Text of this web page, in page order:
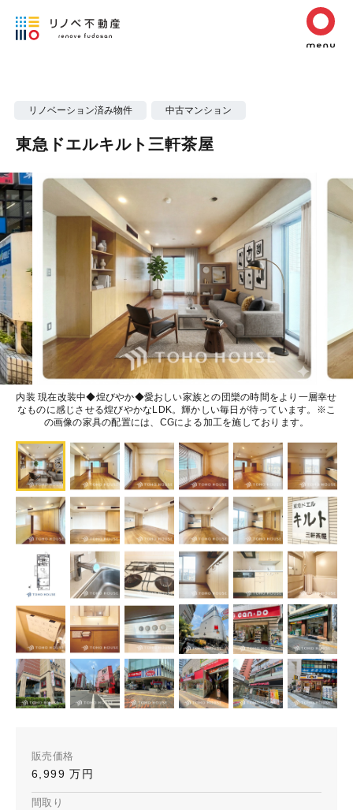
リノベーション済み物件 中古マンション
東急ドエルキルト三軒茶屋
内装 現在改装中◆煌びやか◆愛おしい家族との団欒の時間をより一層幸せ
なものに感じさせる煌びやかなLDK。輝かしい毎日が待っています。※こ
の画像の家具の配置には、CGによる加工を施しております。
販売価格
6,999 万円
間取り